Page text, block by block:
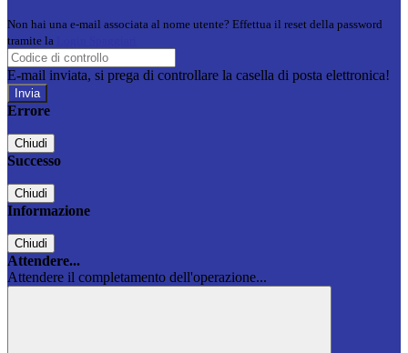
Non hai una e-mail associata al nome utente? Effettua il reset della password
tramite la
E-mail inviata, si prega di controllare la casella di posta elettronica!
Errore
Chiudi
Successo
Chiudi
Informazione
Chiudi
Attendere...
Attendere il completamento dell'operazione...